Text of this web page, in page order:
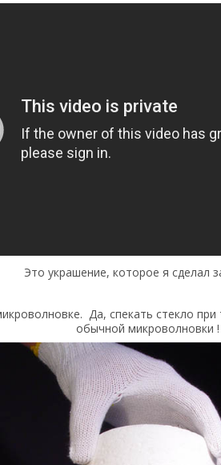
Это украшение, которое я сделал
Да, спекать стекло
обычной микроволновки !